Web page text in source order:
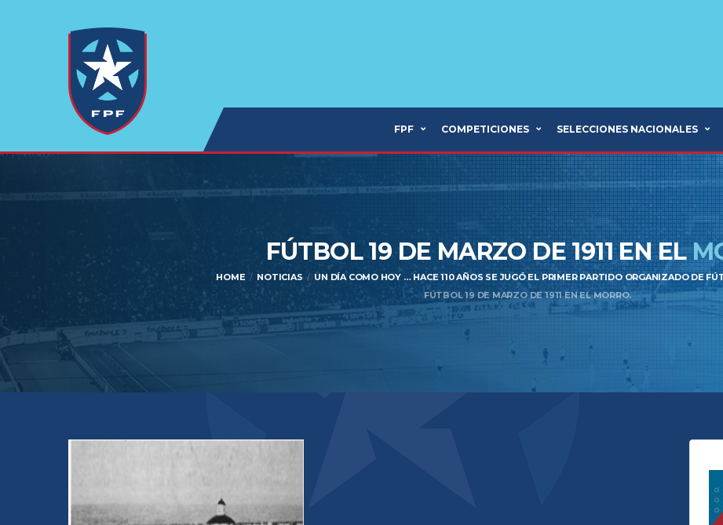
FPF COMPETICIONES SELECCIONES NACIONALES
FÚTBOL 19 DE MARZO DE 1911 EN EL
HOME NOTICIAS
UN DÍA COMO HOY … HACE 110 AÑOS SE JUGÓ EL PRIMER PARTIDO ORGANIZADO DE
FÚTBOL 19 DE MARZO DE 1911 EN EL MORRO.